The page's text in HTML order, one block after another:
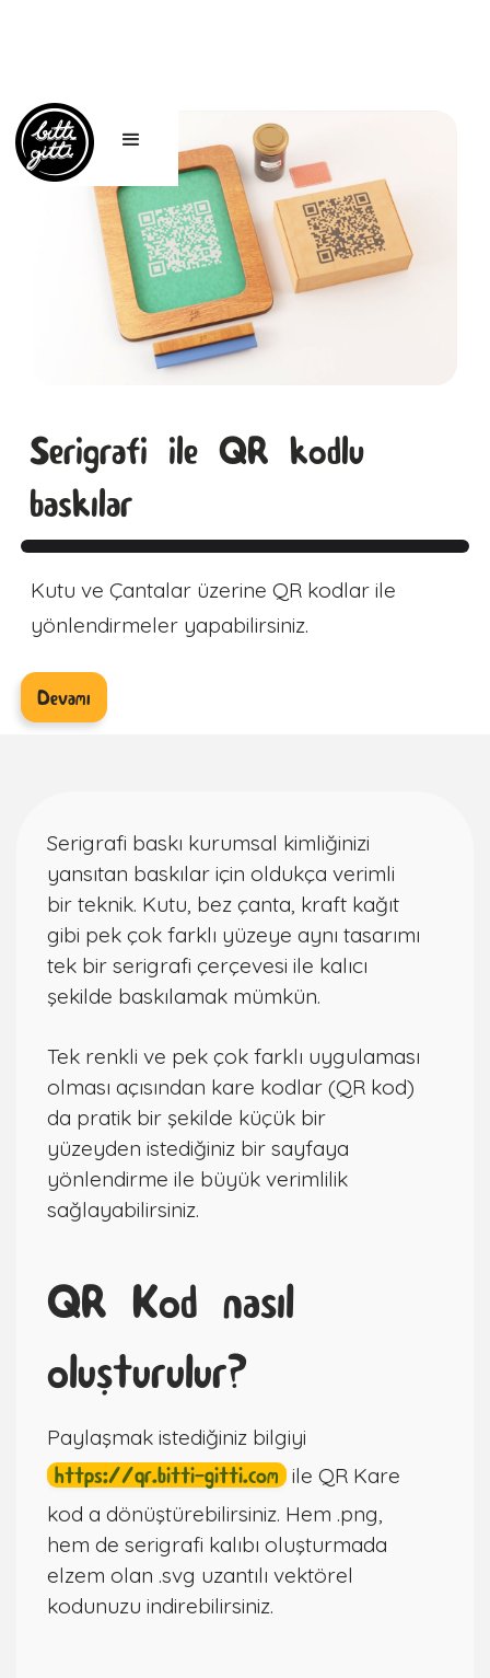
Serigrafi ile QR kodlu
baskılar
Kutu ve Çantalar üzerine QR kodlar ile
yönlendirmeler yapabilirsiniz.
Devamı
Serigrafi baskı kurumsal kimliğinizi
yansıtan baskılar için oldukça verimli
bir teknik. Kutu, bez çanta, kraft kağıt
gibi pek çok farklı yüzeye aynı tasarımı
tek bir serigrafi çerçevesi ile kalıcı
şekilde baskılamak mümkün.
Tek renkli ve pek çok farklı uygulaması
olması açısından kare kodlar (QR kod)
da pratik bir şekilde küçük bir
yüzeyden istediğiniz bir sayfaya
yönlendirme ile büyük verimlilik
sağlayabilirsiniz.
QR Kod nasıl
oluşturulur?
Paylaşmak istediğiniz bilgiyi
https://qr.bitti-gitti.com ile QR Kare
kod a dönüştürebilirsiniz. Hem .png,
hem de serigrafi kalıbı oluşturmada
elzem olan .svg uzantılı vektörel
kodunuzu indirebilirsiniz.